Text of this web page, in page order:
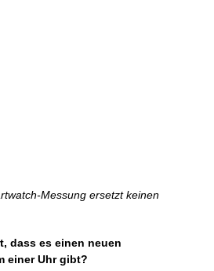
Messung ersetzt keinen
dass es einen neuen
einer Uhr gibt?